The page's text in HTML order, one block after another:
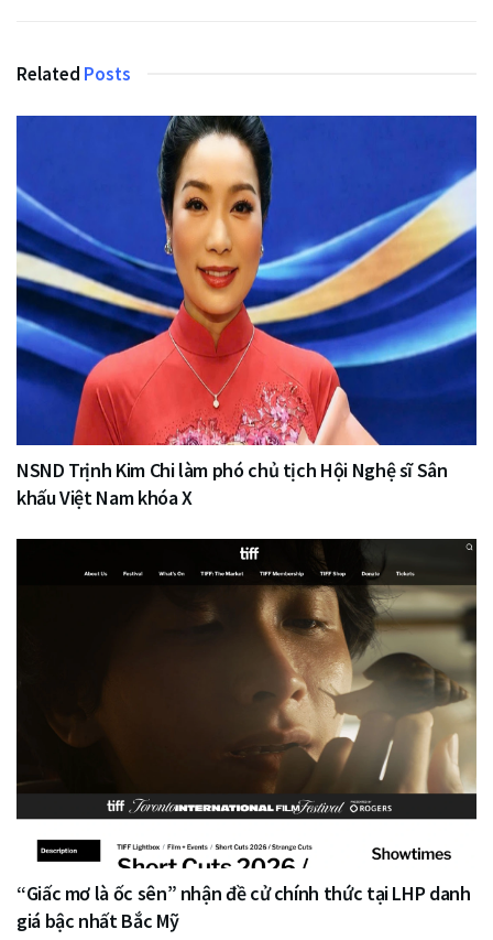
Related Posts
NSND Trịnh Kim Chi làm phó chủ tịch Hội Nghệ sĩ Sân
khấu Việt Nam khóa X
“Giấc mơ là ốc sên” nhận đề cử chính thức tại LHP danh
giá bậc nhất Bắc Mỹ